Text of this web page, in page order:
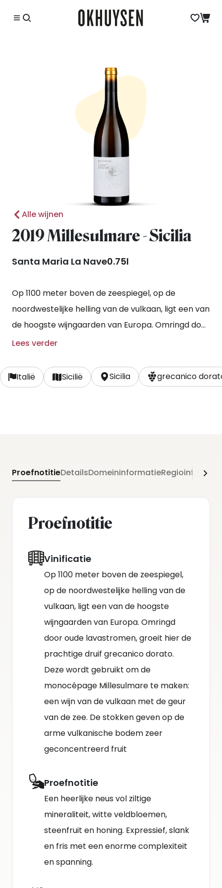
Alle wijnen
2019 Millesulmare - Sicilia
Santa Maria La Nave0.75l
Op 1100 meter boven de zeespiegel, op de
noordwestelijke helling van de vulkaan, ligt een van
de hoogste wijngaarden van Europa. Omringd door
oude lavastromen, groeit hier de prachtige druif
monocépage Millesulmare te maken: een wijn van
de vulkaan met de geur van de zee. De stokken
Lees verder
Italië Sicilië Sicilia grecanico
ProefnotitieDetailsDomeininformatie
Proefnotitie
Vinificatie
Op 1100 meter boven de zeespiegel,
op de noordwestelijke helling van de
vulkaan, ligt een van de hoogste
wijngaarden van Europa. Omringd
door oude lavastromen, groeit hier de
prachtige druif grecanico dorato.
Deze wordt gebruikt om de
monocépage Millesulmare te maken:
een wijn van de vulkaan met de geur
van de zee. De stokken geven op de
arme vulkanische bodem zeer
geconcentreerd fruit
Proefnotitie
Een heerlijke neus vol ziltige
mineraliteit, witte veldbloemen,
steenfruit en honing. Expressief, slank
en fris met een enorme complexiteit
en spanning.